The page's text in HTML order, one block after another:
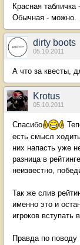
Красная табличка
Обычная - можно.
dirty boots
05.10.2011
А что за квесты,
Krotus
05.10.2011
Спасибо
есть смысл
них напасть уже
разница в
неизвестно,
Так же слив
именно это и
игроков вступать
Правда по